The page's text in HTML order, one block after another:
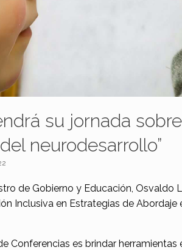
su jornada
neurodesarrollo”
de Gobierno y Educación, Osvaldo
Inclusiva en Estrategias de Abordaje
Conferencias es brindar